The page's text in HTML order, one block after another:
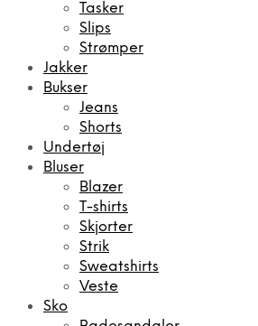
Tasker
Slips
Strømper
Jakker
Bukser
Jeans
Shorts
Undertøj
Bluser
Blazer
T-shirts
Skjorter
Strik
Sweatshirts
Veste
Sko